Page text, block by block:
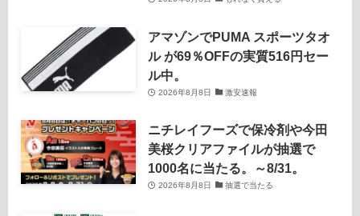
アマゾンでPUMA スポーツタオ
ル が69％OFFの実質516円セー
ル中。
2026年8月8日 激安速報
ニチレイフーズで保冷剤や今田
美桜クリアファイルが抽選で
1000名に当たる。～8/31。
2026年8月8日 抽選で当たる